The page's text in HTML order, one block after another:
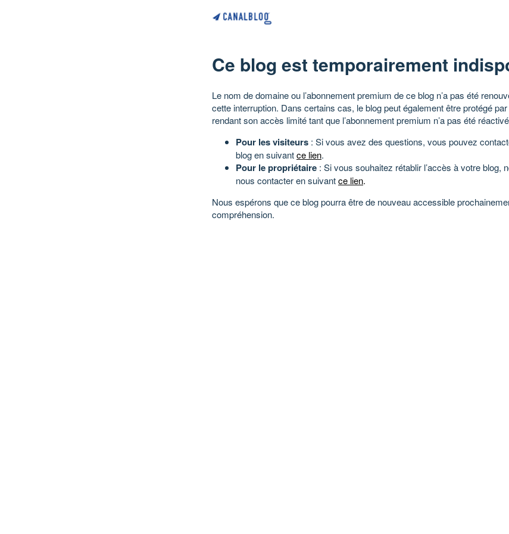
Ce blog est temporairement
Le nom de domaine ou l’abonnement premium de ce blog n’a pas été
cette interruption. Dans certains cas, le blog peut également être protégé
rendant son accès limité tant que l’abonnement premium n’a pas été
Pour les visiteurs : Si vous avez des questions, vous pouvez
blog en suivantce lien.
Pour le propriétaire : Si vous souhaitez rétablir l’accès à votre blog,
nous contacter en suivantce lien.
Nous espérons que ce blog pourra être de nouveau accessible
compréhension.